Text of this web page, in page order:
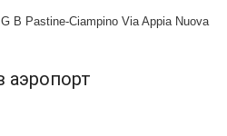
B Pastine-Ciampino Via Appia Nuova
аэропорт